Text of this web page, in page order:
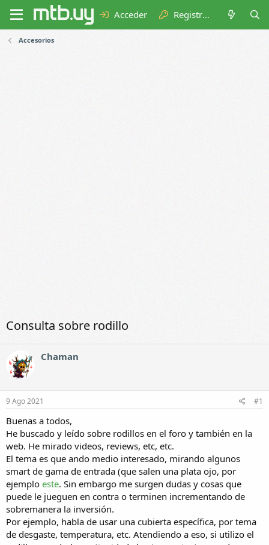
Acceder Registrarse
Accesorios
Consulta sobre rodillo
Chaman
9 Ago 2021 #1
Buenas a todos,
He buscado y leído sobre rodillos en el foro y también en la
web. He mirado videos, reviews, etc, etc.
El tema es que ando medio interesado, mirando algunos
smart de gama de entrada (que salen una plata ojo, por
ejemplo este. Sin embargo me surgen dudas y cosas que
puede le jueguen en contra o terminen incrementando de
sobremanera la inversión.
Por ejemplo, habla de usar una cubierta específica, por tema
de desgaste, temperatura, etc. Atendiendo a eso, si utilizo el